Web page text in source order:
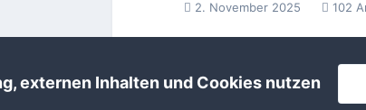
2. November 2025 102
externen Inhalten und Cookies nutzen